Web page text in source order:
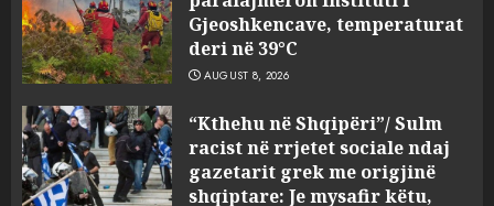
Gjeoshkencave, temperaturat
deri në 39°C
AUGUST 8, 2026
“Kthehu në Shqipëri”/ Sulm
racist në rrjetet sociale ndaj
gazetarit grek me origjinë
shqiptare: Je mysafir këtu,